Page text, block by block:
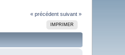
« précédent suivant »
IMPRIMER